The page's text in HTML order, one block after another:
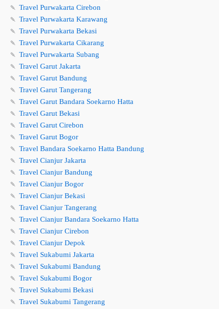
🍡 Travel Purwakarta Cirebon
🍡 Travel Purwakarta Karawang
🍡 Travel Purwakarta Bekasi
🍡 Travel Purwakarta Cikarang
🍡 Travel Purwakarta Subang
🍡 Travel Garut Jakarta
🍡 Travel Garut Bandung
🍡 Travel Garut Tangerang
🍡 Travel Garut Bandara Soekarno Hatta
🍡 Travel Garut Bekasi
🍡 Travel Garut Cirebon
🍡 Travel Garut Bogor
🍡 Travel Bandara Soekarno Hatta Bandung
🍡 Travel Cianjur Jakarta
🍡 Travel Cianjur Bandung
🍡 Travel Cianjur Bogor
🍡 Travel Cianjur Bekasi
🍡 Travel Cianjur Tangerang
🍡 Travel Cianjur Bandara Soekarno Hatta
🍡 Travel Cianjur Cirebon
🍡 Travel Cianjur Depok
🍡 Travel Sukabumi Jakarta
🍡 Travel Sukabumi Bandung
🍡 Travel Sukabumi Bogor
🍡 Travel Sukabumi Bekasi
🍡 Travel Sukabumi Tangerang